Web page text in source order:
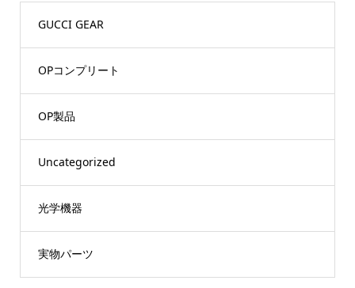
GUCCI GEAR
OPコンプリート
OP製品
Uncategorized
光学機器
実物パーツ